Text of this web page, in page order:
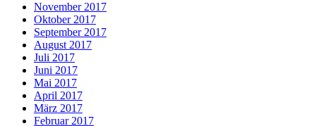
November 2017
Oktober 2017
September 2017
August 2017
Juli 2017
Juni 2017
Mai 2017
April 2017
März 2017
Februar 2017